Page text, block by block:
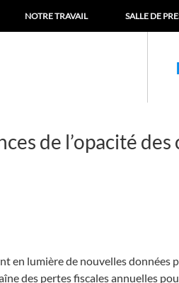
NOTRE TRAVAIL SALLE DE
de l’opacité
en lumière de nouvelles données
des pertes fiscales annuelles